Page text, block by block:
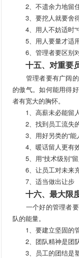
2、不遗余力地留
3、要挖人就要舍
4、用人不妨适时“
5、用人要量才适
6、管理者要区别
十五、对重要
管理者要有广阔的
的傲气。如何能用得
者有宽大的胸怀。
1、高薪未必能留
2、找到员工流失
3、用好另类的“能
4、暖话留人更有
5、用“技术级别”留
6、让员工对未来
7、适当做出让步
十六、最大限
一个好的管理者要
队的能量。
1、要建立坚固的
2、团队精神是团
3、员工的团结是